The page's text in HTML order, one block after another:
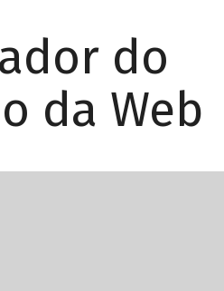
do
da Web